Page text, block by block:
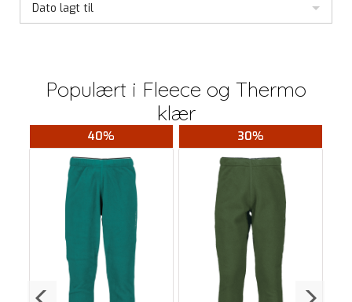
Dato lagt til
Populært i Fleece og Thermo
klær
40% 30%